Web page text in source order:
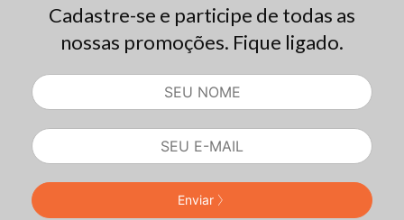
Cadastre-se e participe de todas as
nossas promoções. Fique ligado.
Enviar